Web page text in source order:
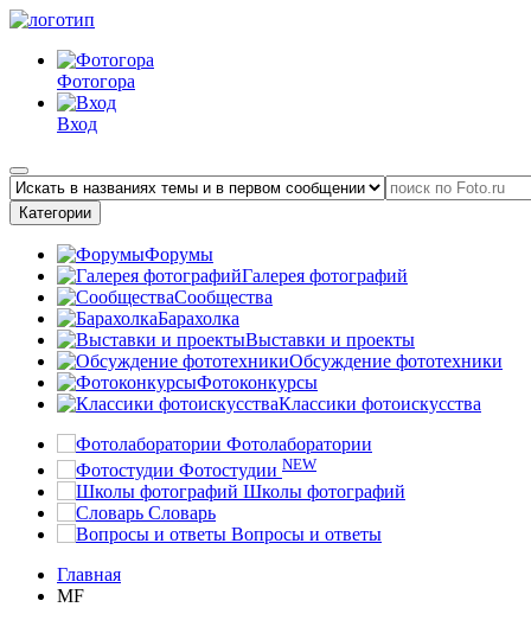
Фотогора
Вход
Категории
Форумы
Галерея фотографий
Сообщества
Барахолка
Выставки и проекты
Обсуждение фототехники
Фотоконкурсы
Классики фотоискусства
Фотолаборатории
Фотостудии NEW
Школы фотографий
Словарь
Вопросы и ответы
Главная
MF